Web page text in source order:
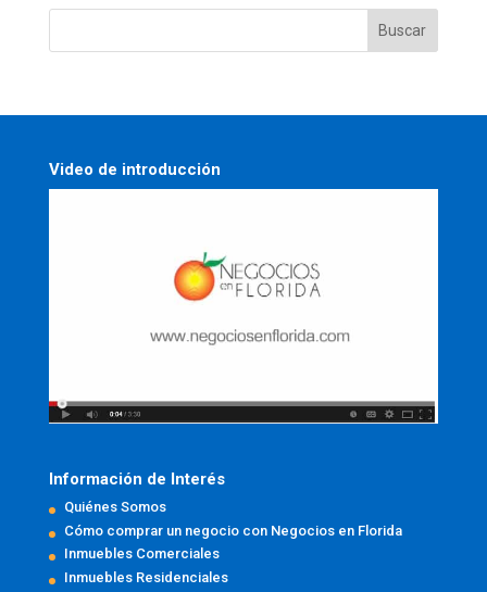
Video de introducción
Información de Interés
Quiénes Somos
Cómo comprar un negocio con Negocios en Florida
Inmuebles Comerciales
Inmuebles Residenciales